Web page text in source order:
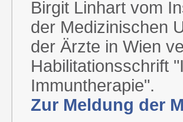
Birgit Linhart vom
der Medizinischen
der Ärzte in Wien
Habilitationsschrift
Immuntherapie".
Zur Meldung der